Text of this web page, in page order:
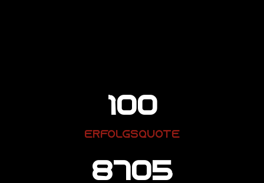
ERFOLGSQUOTE
100
8705